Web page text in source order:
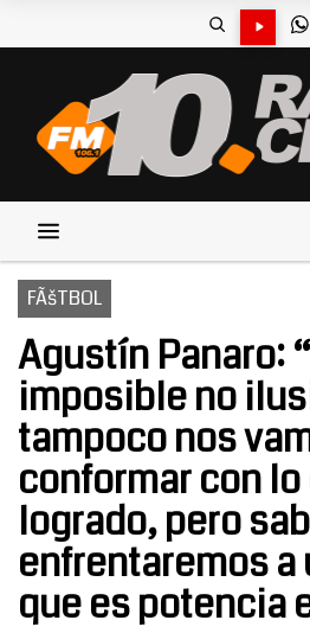
FÃšTBOL
Agustín Panaro:
imposible no
tampoco nos
conformar con
logrado, pero
enfrentaremos a
que es potencia